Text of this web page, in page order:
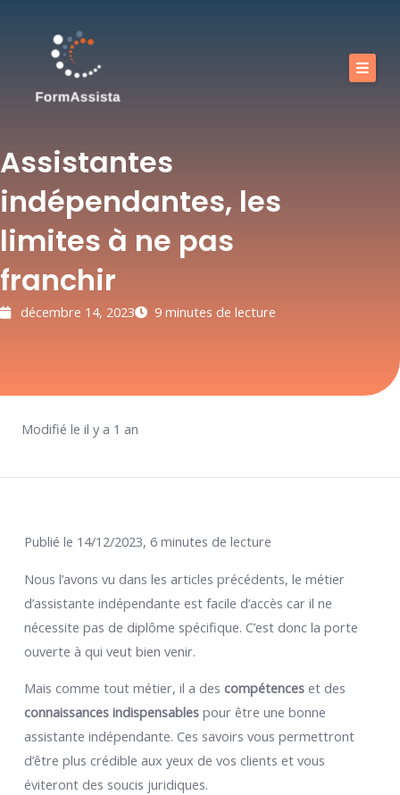
Calendrier
Vous accompagner
Boutique
FAQ
Blog
Assistantes
indépendantes, les
limites à ne pas
franchir
décembre 14, 2023 9 minutes de lecture
Modifié le il y a 1 an
Publié le 14/12/2023, 6 minutes de lecture
Nous l’avons vu dans les articles précédents, le métier
d’assistante indépendante est facile d’accès car il ne
nécessite pas de diplôme spécifique. C’est donc la porte
ouverte à qui veut bien venir.
Mais comme tout métier, il a des compétenceset des
connaissances indispensablespour être une bonne
assistante indépendante. Ces savoirs vous permettront
d’être plus crédible aux yeux de vos clients et vous
éviteront des soucis juridiques.